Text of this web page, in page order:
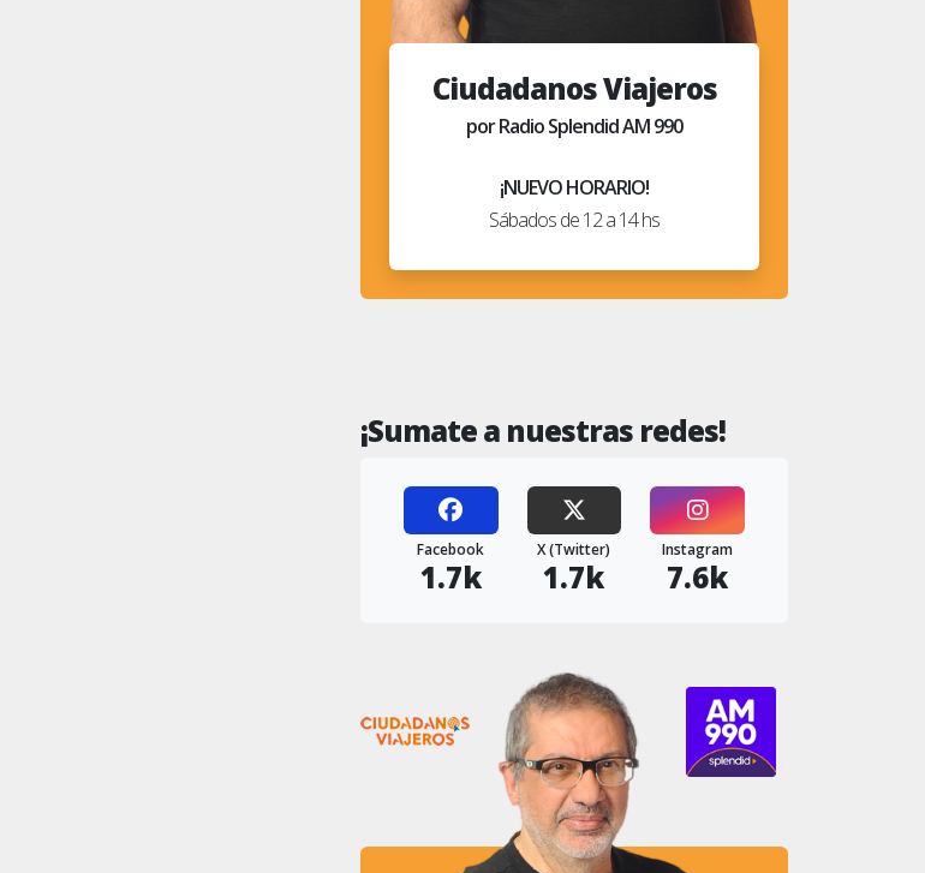
Ciudadanos Viajeros
por Radio Splendid AM 990
¡NUEVO HORARIO!
Sábados de 12 a 14 hs